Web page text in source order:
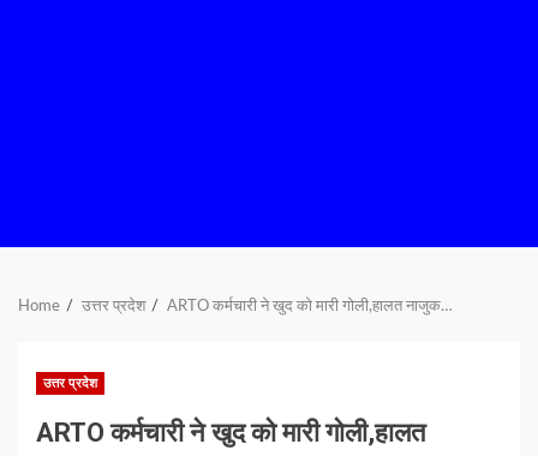
Home उत्तर प्रदेश ARTO कर्मचारी ने खुद को मारी गोली,हालत नाजुक…
उत्तर प्रदेश
ARTO कर्मचारी ने खुद को मारी गोली,हालत